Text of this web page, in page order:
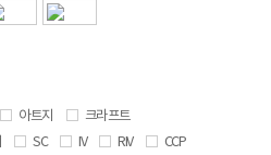
아트지
크라프트
SC IV RIV
CCP